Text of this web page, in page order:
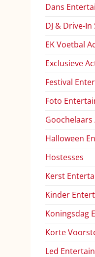
Dans
DJ & Drive-In
EK Voetbal
Exclusieve
Festival
Foto
Halloween
Hostesses
Kerst
Kinder
Koningsdag
Korte
Led